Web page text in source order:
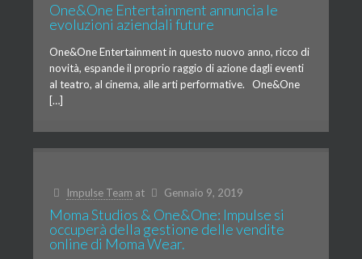
One&One Entertainment annuncia le
evoluzioni aziendali future
One&One Entertainment in questo nuovo anno, ricco di
novità, espande il proprio raggio di azione dagli eventi
al teatro, al cinema, alle arti performative. One&One
[…]
Impulse Team at Gennaio 9, 2019
Moma Studios & One&One: Impulse si
occuperà della gestione delle vendite
online di Moma Wear.